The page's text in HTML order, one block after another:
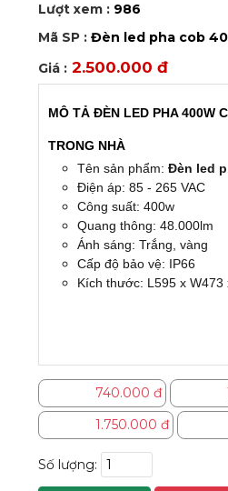
Lượt xem : 986
Mã SP : Đèn led pha cob
Giá : 2.500.000 đ
MÔ TẢ ĐÈN LED PHA 400W
TRONG NHÀ
Tên sản phẩm: Đèn led
Điện áp: 85 - 265 VAC
Công suất: 400w
Quang thông: 48.000lm
Ánh sáng: Trắng, vàng
Cấp độ bảo vệ: IP66
Kích thước: L595 x W473
740.000 đ
1.750.000 đ
Số lượng: